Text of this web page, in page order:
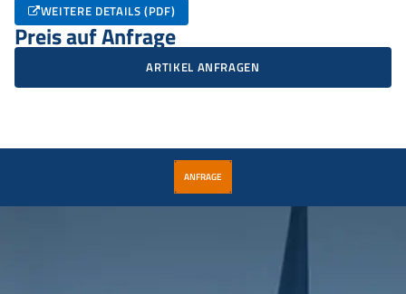
WEITERE DETAILS (PDF)
Preis auf Anfrage
ARTIKEL ANFRAGEN
ANFRAGE